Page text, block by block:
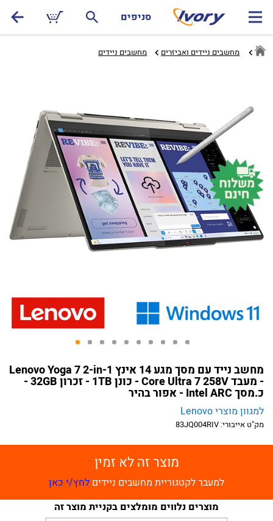
סניפים
מחשבים ניידים ואביזרים מחשבים ניידים‏
מחשב נייד עם מסך מגע 14 אינץ Lenovo Yoga 7 2-in-1
- מעבד Core Ultra 7 258V - כונן 1TB - זכרון 32GB -
כ.מסך Intel ARC - אפור בהיר
למגוון מוצרי Lenovo
מק"ט אייבורי: 83JQ004RIV
מוצר זה לא זמין
למעבר לקטגוריית מחשבים ניידים לחץ/י כאן
מוצרים נלווים מומלצים בקניית מוצר זה